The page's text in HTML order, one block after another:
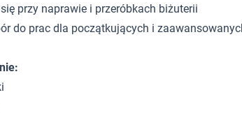
przy naprawie i przeróbkach biżuterii
do prac dla początkujących i